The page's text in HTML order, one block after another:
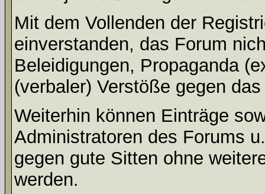
Mit dem Vollenden der
einverstanden, das Forum
Beleidigungen, Propaganda
(verbaler) Verstöße gegen
Weiterhin können Einträge
Administratoren des Forums
gegen gute Sitten ohne
werden.